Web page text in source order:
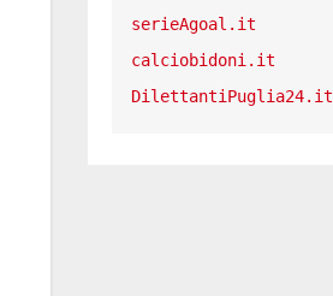
serieAgoal.it
calciobidoni.it
DilettantiPuglia24.it